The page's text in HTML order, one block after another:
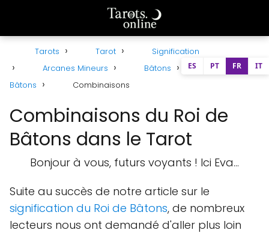
Tarots Tarot
Signification
Arcanes Mineurs
Bâtons
Roi de
Bâtons
Combinaisons
Combinaisons du Roi de
Bâtons dans le Tarot
Bonjour à vous, futurs voyants ! Ici Eva...
Suite au succès de notre article sur le
signification du Roi de Bâtons, de nombreux
lecteurs nous ont demandé d'aller plus loin
ES PT FR IT